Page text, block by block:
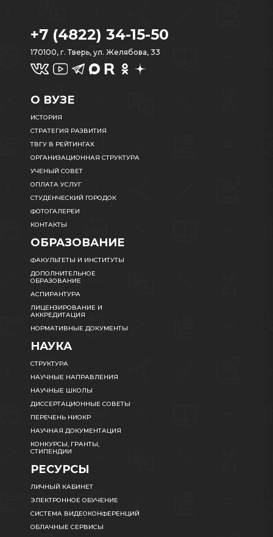
+7 (4822) 34-15-50
170100, г. Тверь, ул. Желябова, 33
О ВУЗЕ
ИСТОРИЯ
СТРАТЕГИЯ РАЗВИТИЯ
ТВГУ В РЕЙТИНГАХ
ОРГАНИЗАЦИОННАЯ СТРУКТУРА
УЧЕНЫЙ СОВЕТ
ОПЛАТА УСЛУГ
СТУДЕНЧЕСКИЙ ГОРОДОК
ФОТОГАЛЕРЕИ
КОНТАКТЫ
ОБРАЗОВАНИЕ
ФАКУЛЬТЕТЫ И ИНСТИТУТЫ
ДОПОЛНИТЕЛЬНОЕ
ОБРАЗОВАНИЕ
АСПИРАНТУРА
ЛИЦЕНЗИРОВАНИЕ И
АККРЕДИТАЦИЯ
НОРМАТИВНЫЕ ДОКУМЕНТЫ
НАУКА
СТРУКТУРА
НАУЧНЫЕ НАПРАВЛЕНИЯ
НАУЧНЫЕ ШКОЛЫ
ДИССЕРТАЦИОННЫЕ СОВЕТЫ
ПЕРЕЧЕНЬ НИОКР
НАУЧНАЯ ДОКУМЕНТАЦИЯ
КОНКУРСЫ, ГРАНТЫ,
СТИПЕНДИИ
РЕСУРСЫ
ЛИЧНЫЙ КАБИНЕТ
ЭЛЕКТРОННОЕ ОБУЧЕНИЕ
СИСТЕМА ВИДЕОКОНФЕРЕНЦИЙ
ОБЛАЧНЫЕ СЕРВИСЫ